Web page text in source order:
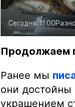
Сегодня, 11:00
Продолжаем
Ранее мы
они достойны
украшением